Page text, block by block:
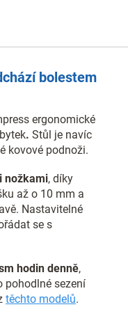
bolestem
ergonomické
. Stůl je navíc
kovové podnoži.
nožkami, díky
až o 10 mm a
Nastavitelné
se s
hodin denně,
pohodlné sezení
těchto modelů.